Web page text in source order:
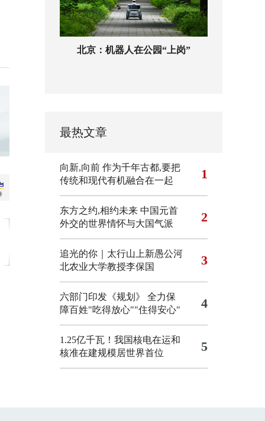
北京：机器人在公园“上岗”
最热文章
向新,向前 作为千年古都,要把
传统和现代有机融合在一起
1
东方之约,相约未来 中国元首
外交的世界情怀与大国气派
2
追光的你｜太行山上新愚公河
北农业大学教授李保国
3
六部门印发《规划》 全力保
障百姓"吃得放心""住得安心"
4
1.25亿千瓦！我国核电在运和
核准在建规模居世界首位
5